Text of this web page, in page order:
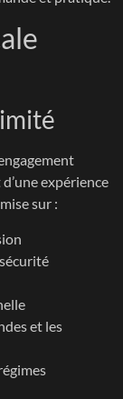
expérience
sur :
et les